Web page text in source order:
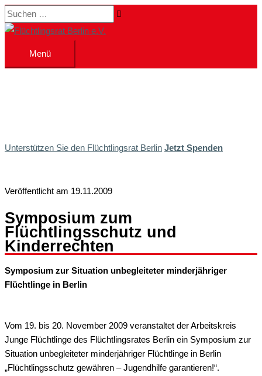
Zum
Inhalt
Suchen …
Menü
Menü
Unterstützen Sie den Flüchtlingsrat Berlin Jetzt Spenden
Veröffentlicht am 19.11.2009
Symposium zum
Flüchtlingsschutz und
Kinderrechten
Symposium zur Situation unbegleiteter minderjähriger
Flüchtlinge in Berlin
Vom 19. bis 20. November 2009 veranstaltet der Arbeitskreis
Junge Flüchtlinge des Flüchtlingsrates Berlin ein Symposium zur
Situation unbegleiteter minderjähriger Flüchtlinge in Berlin
„Flüchtlingsschutz gewähren – Jugendhilfe garantieren!“.